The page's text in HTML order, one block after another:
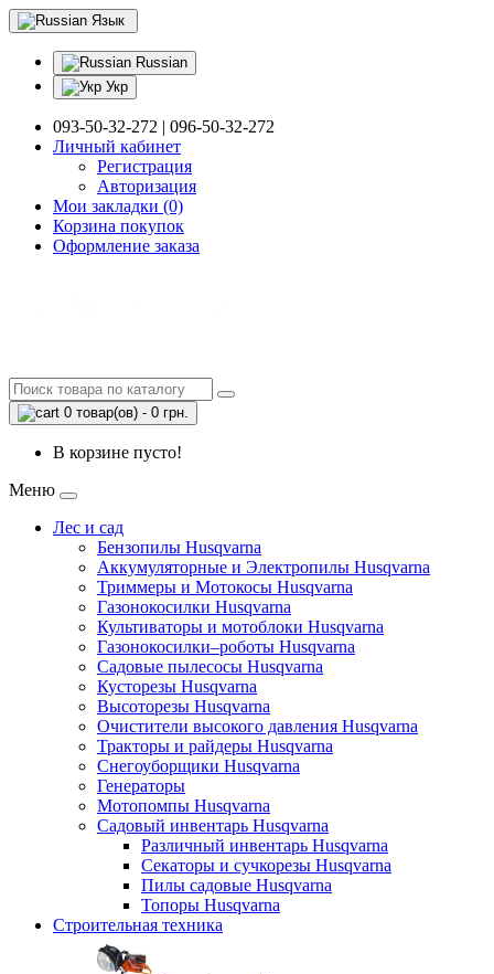
Язык
Russian
Укр
093-50-32-272 | 096-50-32-272
Личный кабинет
Регистрация
Авторизация
Мои закладки (0)
Корзина покупок
Оформление заказа
0 товар(ов) - 0 грн.
В корзине пусто!
Меню
Лес и сад
Бензопилы Husqvarna
Аккумуляторные и Электропилы Нusqvarna
Триммеры и Мотокосы Нusqvarna
Газонокосилки Husqvarna
Культиваторы и мотоблоки Husqvarna
Газонокосилки–роботы Husqvarna
Садовые пылесосы Husqvarna
Кусторезы Husqvarna
Высоторезы Husqvarna
Очистители высокого давления Husqvarna
Тракторы и райдеры Husqvarna
Снегоуборщики Husqvarna
Генераторы
Мотопомпы Husqvarna
Садовый инвентарь Husqvarna
Различный инвентарь Husqvarna
Секаторы и сучкорезы Husqvarna
Пилы садовые Husqvarna
Топоры Husqvarna
Строительная техника